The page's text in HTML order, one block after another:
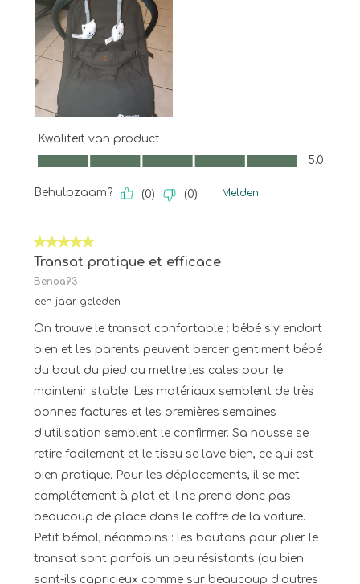
Kwaliteit van product
Kwaliteit van product, 5.0 van 5
5.0
Behulpzaam? (0) (0) Melden
5 van 5 sterren.
Transat pratique et efficace
Benoa93
een jaar geleden
On trouve le transat confortable : bébé s'y endort
bien et les parents peuvent bercer gentiment bébé
du bout du pied ou mettre les cales pour le
maintenir stable. Les matériaux semblent de très
bonnes factures et les premières semaines
d’utilisation semblent le confirmer. Sa housse se
retire facilement et le tissu se lave bien, ce qui est
bien pratique. Pour les déplacements, il se met
complétement à plat et il ne prend donc pas
beaucoup de place dans le coffre de la voiture.
Petit bémol, néanmoins : les boutons pour plier le
transat sont parfois un peu résistants (ou bien
sont-ils capricieux comme sur beaucoup d’autres